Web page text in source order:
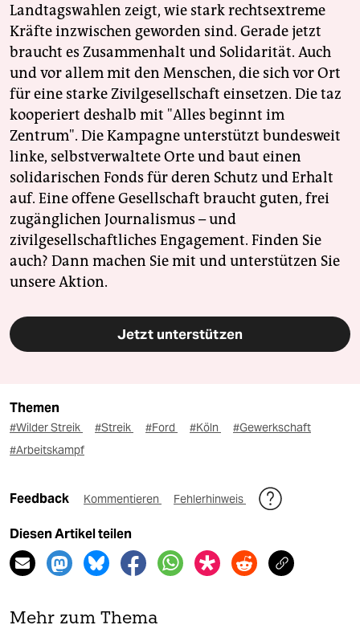
Landtagswahlen zeigt, wie stark rechtsextreme
Kräfte inzwischen geworden sind. Gerade jetzt
braucht es Zusammenhalt und Solidarität. Auch
und vor allem mit den Menschen, die sich vor Ort
für eine starke Zivilgesellschaft einsetzen. Die taz
kooperiert deshalb mit "Alles beginnt im
Zentrum". Die Kampagne unterstützt bundesweit
linke, selbstverwaltete Orte und baut einen
solidarischen Fonds für deren Schutz und Erhalt
auf. Eine offene Gesellschaft braucht guten, frei
zugänglichen Journalismus – und
zivilgesellschaftliches Engagement. Finden Sie
auch? Dann machen Sie mit und unterstützen Sie
unsere Aktion.
Jetzt unterstützen
Themen
#Wilder Streik #Streik #Ford #Köln
#Gewerkschaft
#Arbeitskampf
Feedback Kommentieren Fehlerhinweis
Diesen Artikel teilen
Mehr zum Thema